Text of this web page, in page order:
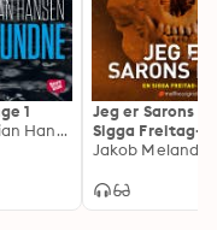
ud i ekstreme
stærke og
udspiller sig ved den
1
Frank Sebastian Hansen
Jeg er Sarons
Sigga Freitag-
Jakob Melander